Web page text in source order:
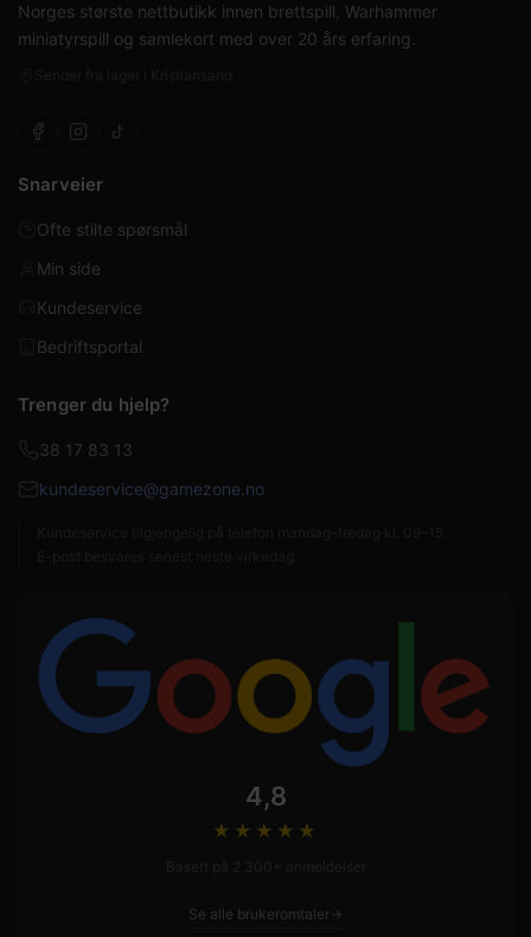
Norges største nettbutikk innen brettspill, Warhammer
miniatyrspill og samlekort med over 20 års erfaring.
Snarveier
Ofte stilte spørsmål
Min side
Kundeservice
Bedriftsportal
Trenger du hjelp?
38 17 83 13
kundeservice@gamezone.no
4,8
★★★★ ★
Se alle brukeromtaler